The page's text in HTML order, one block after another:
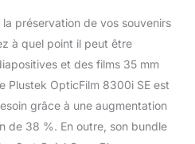
préservation de vos souvenirs
à quel point il peut être
et des films 35 mm
Plustek OpticFilm 8300i SE est
grâce à une augmentation
de 38 %. En outre, son bundle